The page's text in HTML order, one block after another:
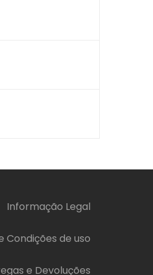
Informação Legal
Condições de uso
e Devoluções